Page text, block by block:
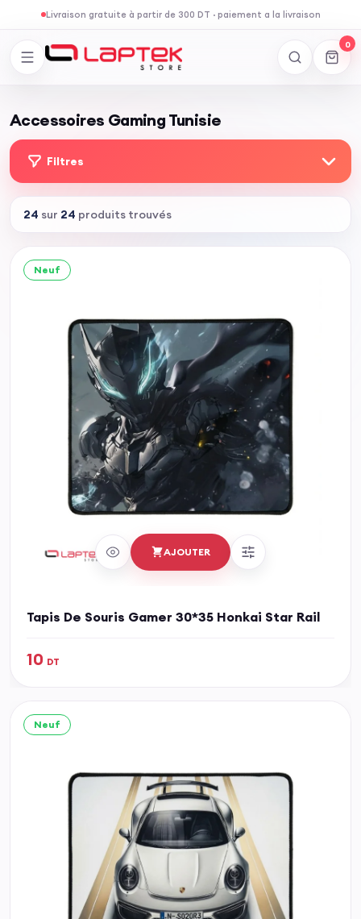
Livraison gratuite à partir de 300 DT ·paiement a la livraison
0
Accessoires Gaming Tunisie
Retrouvez tous les accessoires gaming Laptek :
Filtres
24 sur 24 produits trouvés
Neuf
AJOUTER
Tapis De Souris Gamer 30*35 Honkai Star Rail
10 DT
Neuf